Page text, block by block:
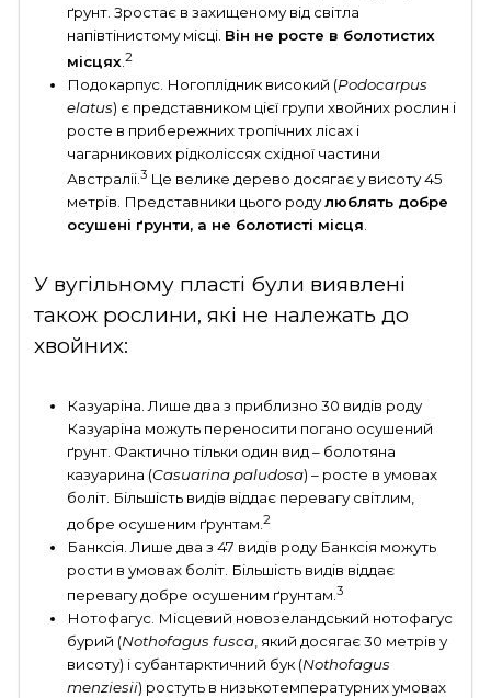
ґрунт. Зростає в захищеному від світла
напівтінистому місці. Він не росте в болотистих
місцях .2
Подокарпус. Ногоплідник високий (Podocarpus
elatus) є представником цієї групи хвойних рослин і
росте в прибережних тропічних лісах і
чагарникових рідколіссях східної частини
Австраліі.3 Це велике дерево досягає у висоту 45
метрів. Представники цього родулюблять добре
осушені ґрунти, а не болотисті місця.
У вугільному пласті були виявлені
також рослини, які не належать до
хвойних:
Казуаріна. Лише два з приблизно 30 видів роду
Казуаріна можуть переносити погано осушений
ґрунт. Фактично тільки один вид – болотяна
казуарина (Casuarina paludosa) – росте в умовах
боліт. Більшість видів віддає перевагу світлим,
добре осушеним ґрунтам.2
Банксія. Лише два з 47 видів роду Банксія можуть
рости в умовах боліт. Більшість видів віддає
перевагу добре осушеним ґрунтам.3
Нотофагус. Місцевий новозеландський нотофагус
бурий (Nothofagus fusca , який досягає 30 метрів у
висоту) і субантарктичний бук (Nothofagus
menziesii) ростуть в низькотемпературних умовах